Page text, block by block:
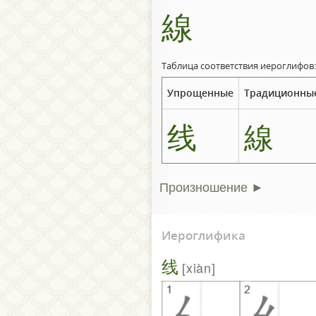
線
Таблица соответствия иероглифов:
Упрощенные
线 線
Произношение ►
Иероглифика
线 xiàn